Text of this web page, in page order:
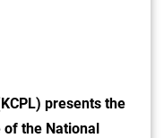
presents the
of the National